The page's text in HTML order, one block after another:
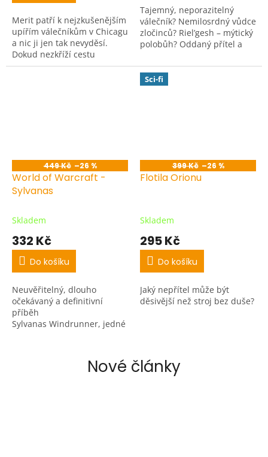
Merit patří k nejzkušenějším
upířím válečníkům v Chicagu
a nic ji jen tak nevyděsí.
Dokud nezkříží cestu
mocnému nepříteli...
5
hvězdiček.
Tajemný, neporazitelný
válečník? Nemilosrdný vůdce
zločinců? Riel’gesh – mýtický
polobůh? Oddaný přítel a
449 Kč –26 %
World of Warcraft -
Sylvanas
Skladem
332 Kč
Do košíku
Neuvěřitelný, dlouho
očekávaný a definitivní
příběh
Sylvanas Windrunner, jedné
Sci-fi
399 Kč –26 %
Flotila Orionu
Skladem
295 Kč
Do košíku
Jaký nepřítel může být
děsivější než stroj bez duše?
Nové články